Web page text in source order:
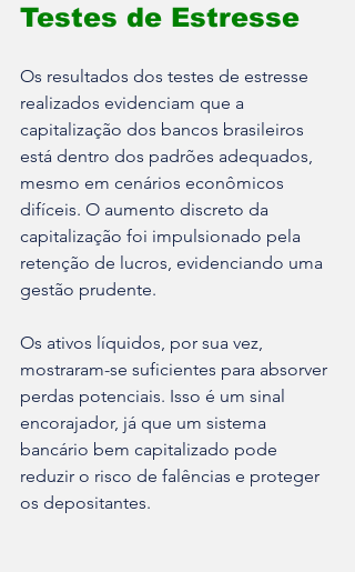
Testes de Estresse
Os resultados dos testes de estresse
realizados evidenciam que a
capitalização dos bancos brasileiros
está dentro dos padrões adequados,
mesmo em cenários econômicos
difíceis. O aumento discreto da
capitalização foi impulsionado pela
retenção de lucros, evidenciando uma
gestão prudente.
Os ativos líquidos, por sua vez,
mostraram-se suficientes para absorver
perdas potenciais. Isso é um sinal
encorajador, já que um sistema
bancário bem capitalizado pode
reduzir o risco de falências e proteger
os depositantes.